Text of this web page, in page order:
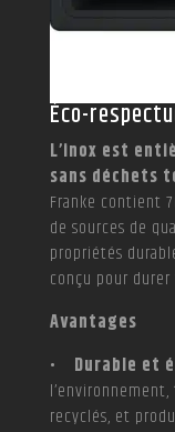
Éco-
L’inox est
sans déchets
Franke contient
de sources de
propriétés
conçu pour
Avantages
• Durable et
recyclés, et